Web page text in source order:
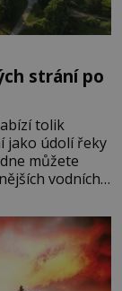
strání po
tolik
jako údolí řeky
můžete
vodních
památek ve